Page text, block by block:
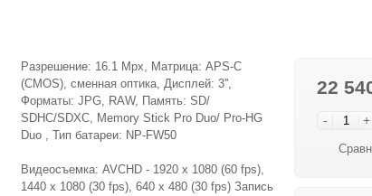
22
- +
Разрешение: 16.1 Mpx, Матрица: APS-C
(CMOS), сменная оптика, Дисплей: 3'',
Форматы: JPG, RAW, Память: SD/
SDHC/SDXC, Memory Stick Pro Duo/ Pro-HG
Duo , Тип батареи: NP-FW50
Видеосъемка: AVCHD - 1920 x 1080 (60 fps),
1440 x 1080 (30 fps), 640 x 480 (30 fps) Запись